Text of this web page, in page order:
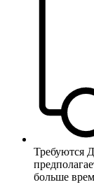
Требуются
больше